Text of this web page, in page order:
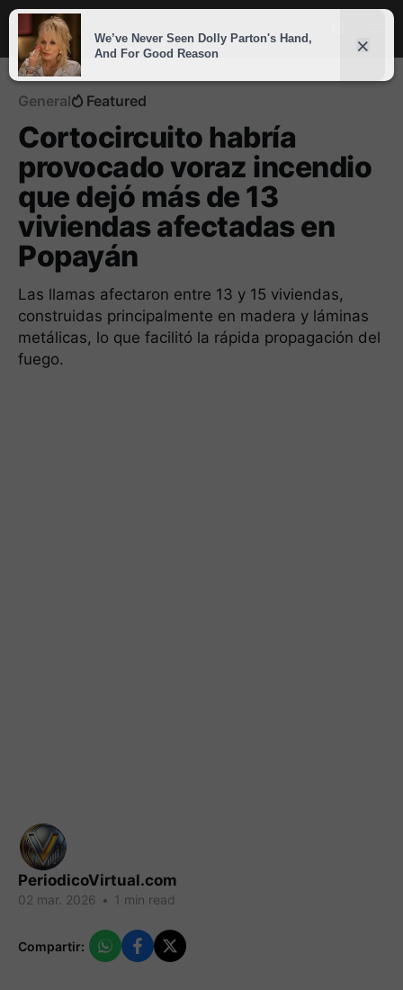
General Featured
Cortocircuito habría
provocado voraz incendio
que dejó más de 13
viviendas afectadas en
Popayán
Las llamas afectaron entre 13 y 15 viviendas,
construidas principalmente en madera y láminas
metálicas, lo que facilitó la rápida propagación del
fuego.
PeriodicoVirtual.com
02 mar. 2026 • 1 min read
Compartir: